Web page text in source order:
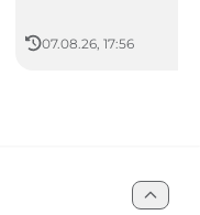
07.08.26, 17:56